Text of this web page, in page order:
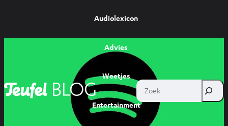
Audiolexicon
Advies
Weetjes
Entertainment
Zoek